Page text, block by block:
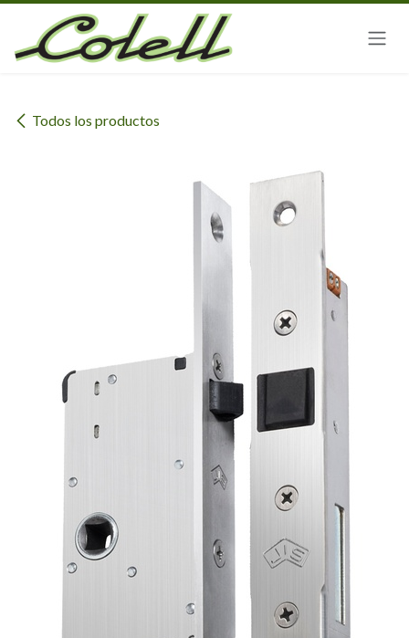
Ir al contenido
Todos los productos